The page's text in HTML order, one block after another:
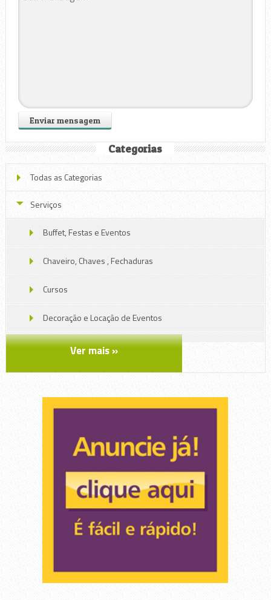
Categorias
Todas as Categorias
Serviços
Buffet, Festas e Eventos
Chaveiro, Chaves , Fechaduras
Cursos
Decoração e Locação de Eventos
Educação
Embalagens, Brindes , Gráfica
Lazer e Entretenimento
Saúde
Ver mais »